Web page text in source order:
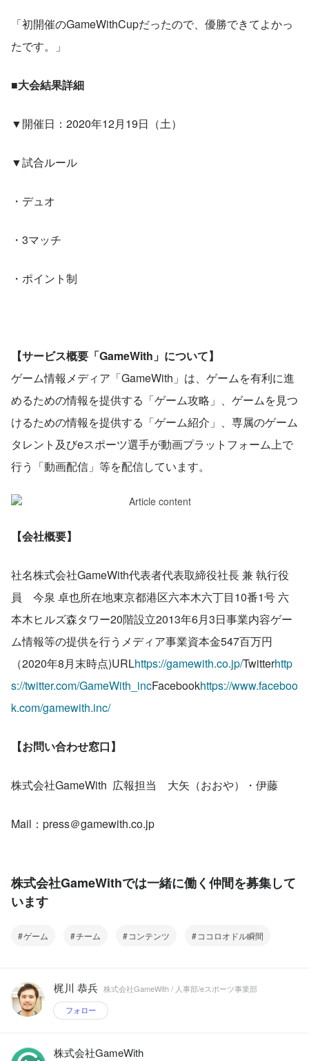
「初開催のGameWithCupだったので、優勝できてよかっ
たです。」
■大会結果詳細
▼開催日：2020年12月19日（土）
▼試合ルール
・デュオ
・3マッチ
・ポイント制
【サービス概要「GameWith」について】
ゲーム情報メディア「GameWith」は、ゲームを有利に進
めるための情報を提供する「ゲーム攻略」、ゲームを見つ
けるための情報を提供する「ゲーム紹介」、専属のゲーム
タレント及びeスポーツ選手が動画プラットフォーム上で
行う「動画配信」等を配信しています。
【会社概要】
社名株式会社GameWith代表者代表取締役社長 兼 執行役
員　今泉 卓也所在地東京都港区六本木六丁目10番1号 六
本木ヒルズ森タワー20階設立2013年6月3日事業内容ゲー
ム情報等の提供を行うメディア事業資本金547百万円
（2020年8月末時点)URLhttps://gamewith.co.jp/Twitterhttp
s://twitter.com/GameWith_incFacebookhttps://www.faceboo
k.com/gamewith.inc/
【お問い合わせ窓口】
株式会社GameWith  広報担当　大矢（おおや）・伊藤
Mail：press＠gamewith.co.jp
株式会社GameWithでは一緒に働く仲間を募集して
います
ゲーム チーム コンテンツ ココロオドル瞬間
梶川 恭兵 株式会社GameWith / 人事部/eスポーツ事業部
フォロー
株式会社GameWith